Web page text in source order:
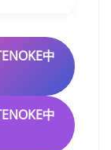
中
中